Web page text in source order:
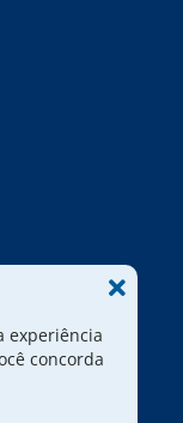
experiência
concorda